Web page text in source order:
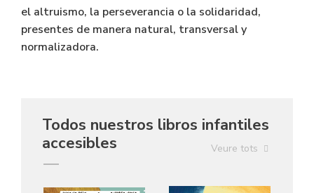
el altruismo, la perseverancia o la solidaridad,
presentes de manera natural, transversal y
normalizadora.
Todos nuestros libros infantiles
accesibles
Veure tots